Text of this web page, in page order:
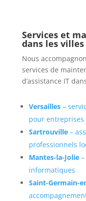
Services et
dans les
Nous
services de
d’assistance IT
Versailles–
pour entreprises
Sartrouville –
professionnels
Mantes-la-Jolie–
informatiques
Saint-Germain-